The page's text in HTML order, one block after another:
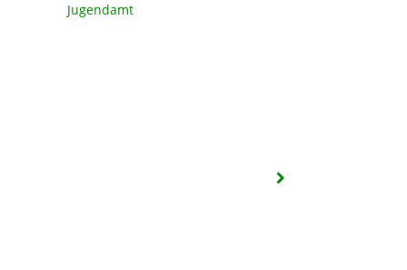
Jugendamt